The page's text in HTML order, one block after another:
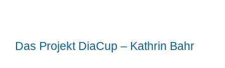
Das Projekt DiaCup – Kathrin Bahr